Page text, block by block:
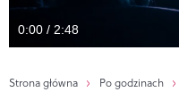
0:00 / 2:48
Strona główna Po godzinach